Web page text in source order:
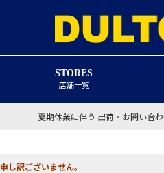
STORES
店舗一覧
夏期休業に伴う 出荷・お問い合
申し訳ございません。